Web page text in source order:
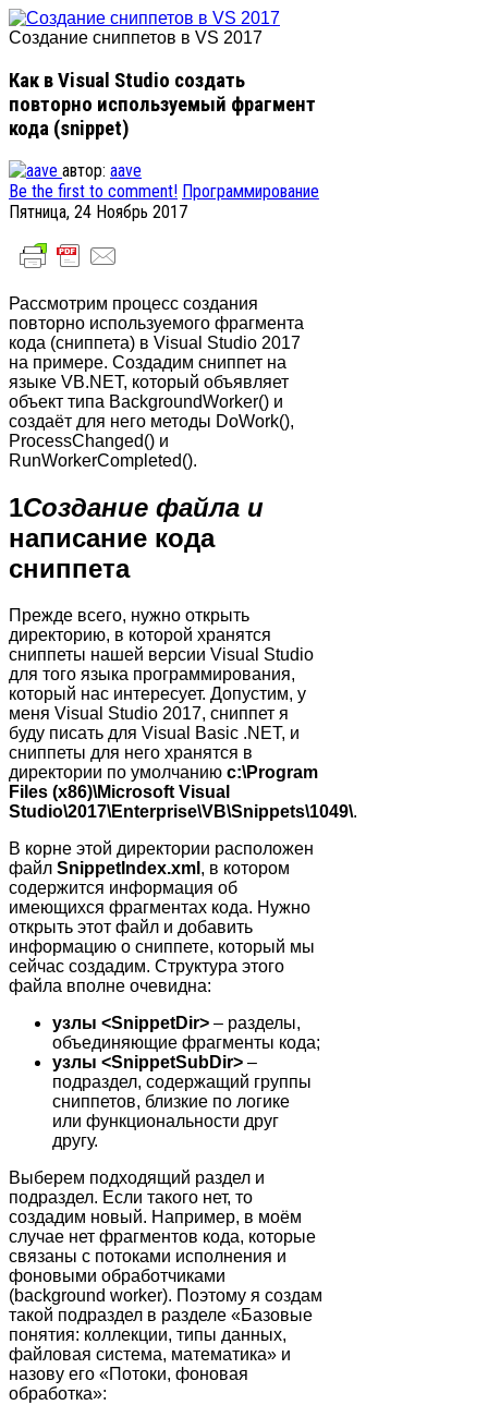
Создание сниппетов в VS 2017
Как в Visual Studio создать
повторно используемый фрагмент
кода (snippet)
автор: aave
Be the first to comment! Программирование
Пятница, 24 Ноябрь 2017
Рассмотрим процесс создания
повторно используемого фрагмента
кода (сниппета) в Visual Studio 2017
на примере. Создадим сниппет на
языке VB.NET, который объявляет
объект типа BackgroundWorker() и
создаёт для него методы DoWork(),
ProcessChanged() и
RunWorkerCompleted().
1Создание файла и
написание кода
сниппета
Прежде всего, нужно открыть
директорию, в которой хранятся
сниппеты нашей версии Visual Studio
для того языка программирования,
который нас интересует. Допустим, у
меня Visual Studio 2017, сниппет я
буду писать для Visual Basic .NET, и
сниппеты для него хранятся в
директории по умолчанию c:\Program
Files (x86)\Microsoft Visual
Studio\2017\Enterprise\VB\Snippets\1049\.
В корне этой директории расположен
файл SnippetIndex.xml , в котором
содержится информация об
имеющихся фрагментах кода. Нужно
открыть этот файл и добавить
информацию о сниппете, который мы
сейчас создадим. Структура этого
файла вполне очевидна:
узлы <SnippetDir> – разделы,
объединяющие фрагменты кода;
узлы <SnippetSubDir> –
подраздел, содержащий группы
сниппетов, близкие по логике
или функциональности друг
другу.
Выберем подходящий раздел и
подраздел. Если такого нет, то
создадим новый. Например, в моём
случае нет фрагментов кода, которые
связаны с потоками исполнения и
фоновыми обработчиками
(background worker). Поэтому я создам
такой подраздел в разделе «Базовые
понятия: коллекции, типы данных,
файловая система, математика» и
назову его «Потоки, фоновая
обработка»: